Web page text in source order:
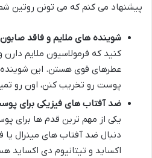
پیشنهاد می کنم که می تونن روتین
شوینده های ملایم و فاقد
کنید که فرمولاسیون ملایم
عطرهای قوی هستن. این
پوست رو تخریب کنن، اون رو
ضد آفتاب های فیزیکی برای
یکی از مهم ترین قدم ها برای
دنبال ضد آفتاب های مینرال یا
اکساید و تیتانیوم دی اکساید